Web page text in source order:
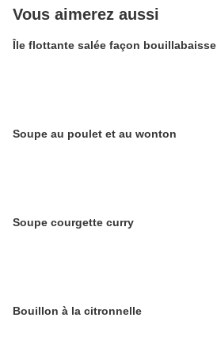
Vous aimerez aussi
Île flottante salée façon bouillabaisse
Soupe au poulet et au wonton
Soupe courgette curry
Bouillon à la citronnelle